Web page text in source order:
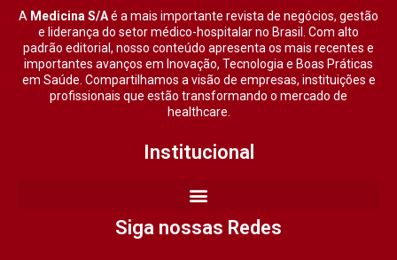
A Medicina S/Aé a mais importante revista de negócios, gestão
e liderança do setor médico-hospitalar no Brasil. Com alto
padrão editorial, nosso conteúdo apresenta os mais recentes e
importantes avanços em Inovação, Tecnologia e Boas Práticas
em Saúde. Compartilhamos a visão de empresas, instituições e
profissionais que estão transformando o mercado de
healthcare.
Institucional
Siga nossas Redes